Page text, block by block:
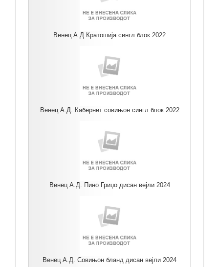
Венец А.Д Кратошија сингл блок 2022
Венец А.Д. Кабернет совињон сингл блок 2022
Венец А.Д. Пино Гриџо дисан вејли 2024
Венец А.Д. Совињон бланд дисан вејли 2024